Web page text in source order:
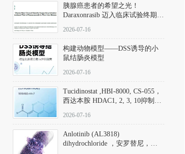
胰腺癌患者的希望之光！
Daraxonrasib 迈入临床试验终期阶
2026-07-16
构建动物模型——DSS诱导的小
鼠结肠炎模型
2026-07-16
Tucidinostat ,HBI-8000, CS-055，
西达本胺 HDAC1, 2, 3, 10抑制剂
D808567) - DKM活性分子
2026-07-16
Anlotinib (AL3818)
dihydrochloride ，安罗替尼，